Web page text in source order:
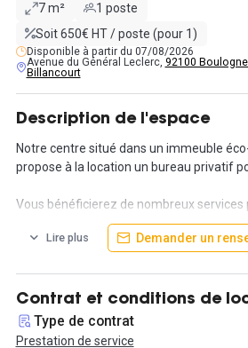
7 m²
1 poste
Soit 650€ HT / poste (pour 1)
Disponible à partir du 07/08/2026
Avenue du Général Leclerc, 92100
Billancourt
Description de l'espace
Notre centre situé dans un immeuble
propose à la location un bureau privatif
Vous bénéficierez de nombreux services
disposition d'une ligne et d'un appareil
espace détente (cuisine, thés, cafés), le
photocopieuse.
Également le loyer inclut toutes les
chauffage ...)
Lire plus Demander un
Contrat et conditions de
Type de contrat
Prestation de service